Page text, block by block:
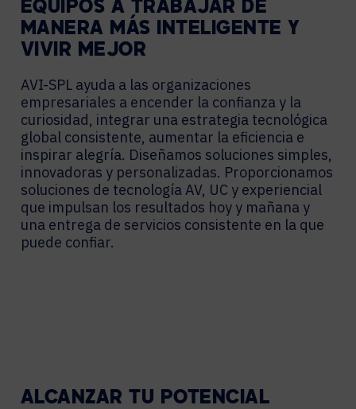
EQUIPOS A TRABAJAR DE
MANERA MÁS INTELIGENTE Y
VIVIR MEJOR
AVI-SPL ayuda a las organizaciones
empresariales a encender la confianza y la
curiosidad, integrar una estrategia tecnológica
global consistente, aumentar la eficiencia e
inspirar alegría. Diseñamos soluciones simples,
innovadoras y personalizadas. Proporcionamos
soluciones de tecnología AV, UC y experiencial
que impulsan los resultados hoy y mañana y
una entrega de servicios consistente en la que
puede confiar.
ALCANZAR TU POTENCIAL